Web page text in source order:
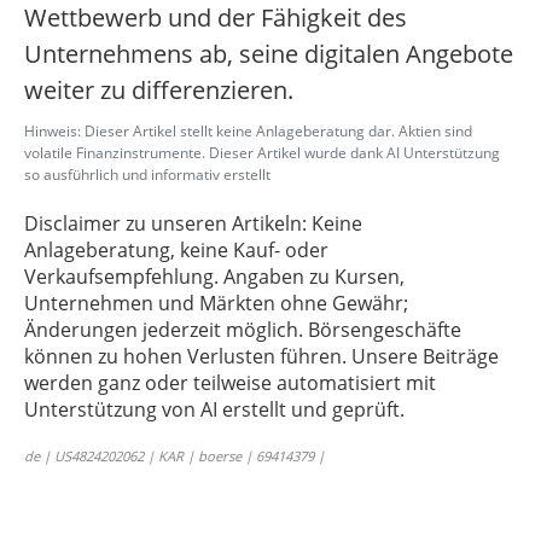
Wettbewerb und der Fähigkeit des
Unternehmens ab, seine digitalen Angebote
weiter zu differenzieren.
Hinweis: Dieser Artikel stellt keine Anlageberatung dar. Aktien sind
volatile Finanzinstrumente. Dieser Artikel wurde dank AI Unterstützung
so ausführlich und informativ erstellt
Disclaimer zu unseren Artikeln: Keine
Anlageberatung, keine Kauf- oder
Verkaufsempfehlung. Angaben zu Kursen,
Unternehmen und Märkten ohne Gewähr;
Änderungen jederzeit möglich. Börsengeschäfte
können zu hohen Verlusten führen. Unsere Beiträge
werden ganz oder teilweise automatisiert mit
Unterstützung von AI erstellt und geprüft.
de | US4824202062 | KAR | boerse | 69414379 |